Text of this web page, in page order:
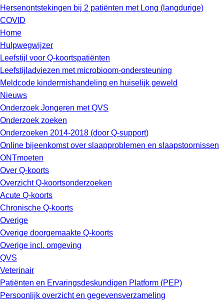
Hersenontstekingen bij 2 patiënten met Long (langdurige)
COVID
Home
Hulpwegwijzer
Leefstijl voor Q-koortspatiënten
Leefstijladviezen met microbioom-ondersteuning
Meldcode kindermishandeling en huiselijk geweld
Nieuws
Onderzoek Jongeren met QVS
Onderzoek zoeken
Onderzoeken 2014-2018 (door Q-support)
Online bijeenkomst over slaapproblemen en slaapstoornissen
ONTmoeten
Over Q-koorts
Overzicht Q-koortsonderzoeken
Acute Q-koorts
Chronische Q-koorts
Overige
Overige doorgemaakte Q-koorts
Overige incl. omgeving
QVS
Veterinair
Patiënten en Ervaringsdeskundigen Platform (PEP)
Persoonlijk overzicht en gegevensverzameling